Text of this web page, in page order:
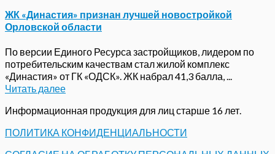
ЖК «Династия» признан лучшей новостройкой
Орловской области
По версии Единого Ресурса застройщиков, лидером по
потребительским качествам стал жилой комплекс
«Династия» от ГК «ОДСК». ЖК набрал 41,3 балла, ...
Читать далее
Информационная продукция для лиц старше 16 лет.
ПОЛИТИКА КОНФИДЕНЦИАЛЬНОСТИ